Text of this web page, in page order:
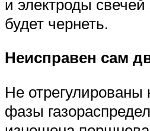
и электроды свечей
будет чернеть.
Неисправен сам
Не отрегулированы
фазы